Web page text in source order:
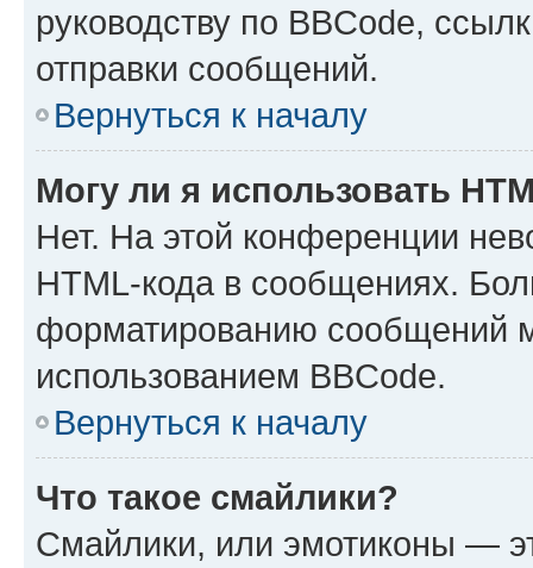
руководству по BBCode,
отправки сообщений.
Вернуться к началу
Могу ли я использовать
Нет. На этой конференции
HTML-кода в сообщениях.
форматированию сообщений
использованием BBCode.
Вернуться к началу
Что такое смайлики?
Смайлики, или эмотиконы —